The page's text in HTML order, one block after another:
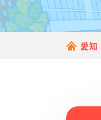
愛知